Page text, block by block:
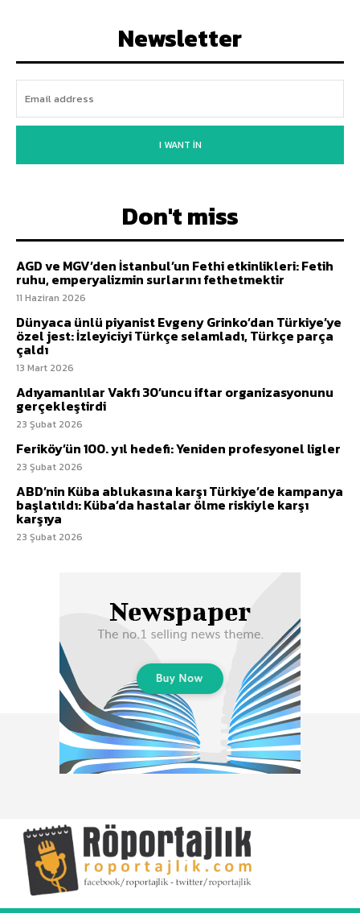
Newsletter
I WANT IN
Don't miss
AGD ve MGV’den İstanbul’un Fethi etkinlikleri: Fetih
ruhu, emperyalizmin surlarını fethetmektir
11 Haziran 2026
Dünyaca ünlü piyanist Evgeny Grinko’dan Türkiye’ye
özel jest: İzleyiciyi Türkçe selamladı, Türkçe parça
çaldı
13 Mart 2026
Adıyamanlılar Vakfı 30’uncu iftar organizasyonunu
gerçekleştirdi
23 Şubat 2026
Feriköy’ün 100. yıl hedefi: Yeniden profesyonel ligler
23 Şubat 2026
ABD’nin Küba ablukasına karşı Türkiye’de kampanya
başlatıldı: Küba’da hastalar ölme riskiyle karşı
karşıya
23 Şubat 2026